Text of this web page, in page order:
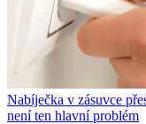
Nabíječka v zásuvce
není ten hlavní problém